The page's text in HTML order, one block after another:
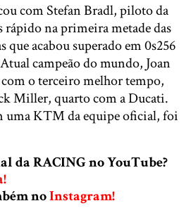
com Stefan Bradl, piloto da
na primeira metade das
que acabou superado em 0s256
campeão do mundo, Joan
o terceiro melhor tempo,
Miller, quarto com a Ducati.
KTM da equipe oficial, foi
da RACING no YouTube?
noInstagram!